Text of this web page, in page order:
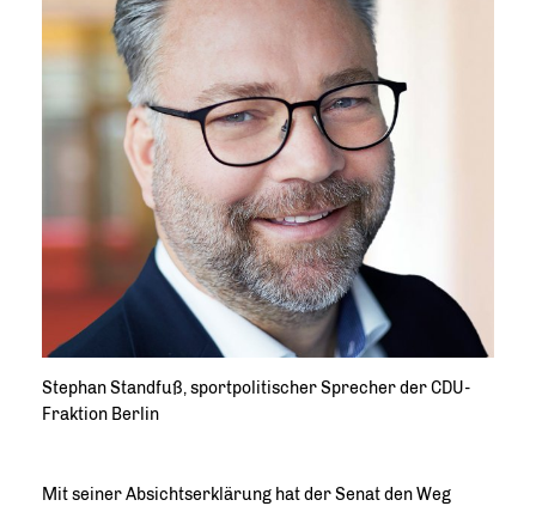
Stephan Standfuß, sportpolitischer Sprecher der CDU-
Fraktion Berlin
Mit seiner Absichtserklärung hat der Senat den Weg